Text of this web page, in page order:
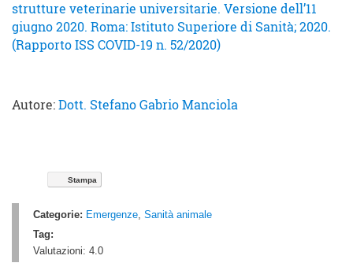
strutture veterinarie universitarie. Versione dell’11
giugno 2020. Roma: Istituto Superiore di Sanità; 2020.
(Rapporto ISS COVID-19 n. 52/2020)
Autore: Dott. Stefano Gabrio Manciola
Stampa
Categorie: Emergenze, Sanità animale
Tag:
Valutazioni: 4.0